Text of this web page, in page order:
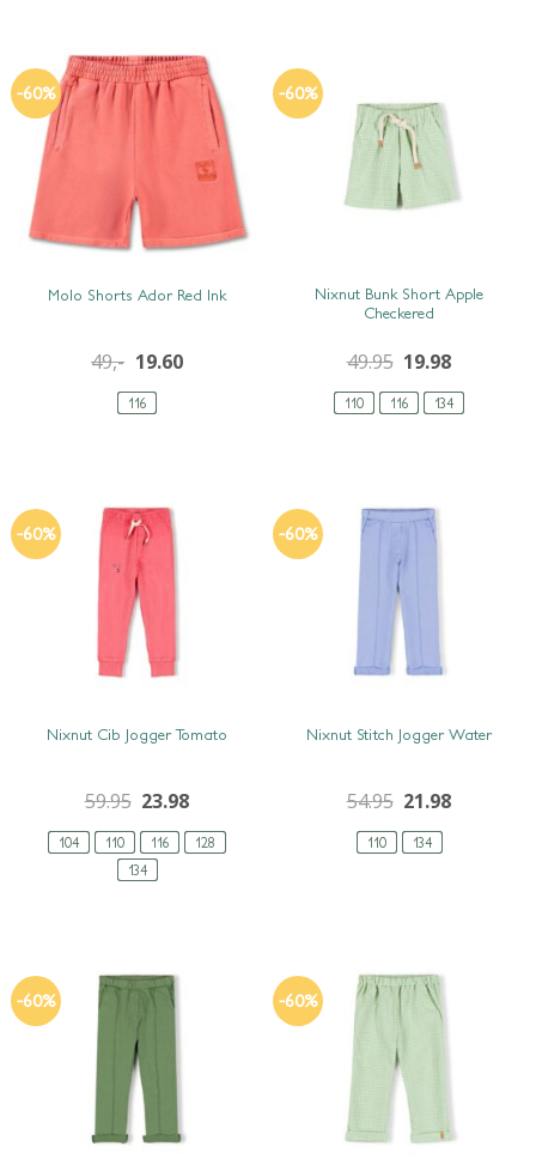
-60%
116
Molo Shorts Ador Red Ink
49,- 19.60
-60%
SNEL BEKIJKEN
110 116 134
Nixnut Bunk Short Apple
Checkered
49.95 19.98
-60%
104 110 116
128
134
Nixnut Cib Jogger Tomato
59.95 23.98
-60%
110 134
Nixnut Stitch Jogger Water
54.95 21.98
-60% -60%